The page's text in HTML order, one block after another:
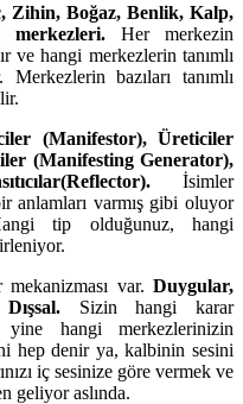
Zihin, Boğaz, Benlik, Kalp,
Her merkezin
ve hangi merkezlerin tanımlı
bazıları tanımlı
(Manifestor), Üreticiler
(Manifesting Generator),
İsimler
anlamları varmış gibi oluyor
tip olduğunuz, hangi
mekanizması var.Duygular,
Sizin hangi karar
yine hangi merkezlerinizin
hep denir ya, kalbinin sesini
iç sesinize göre vermek ve
geliyor aslında.